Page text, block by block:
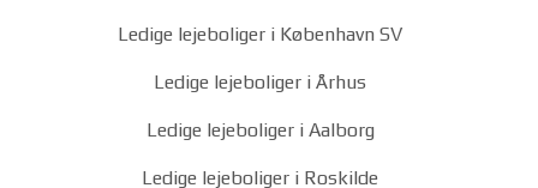
Ledige lejeboliger i København SV
Ledige lejeboliger i Århus
Ledige lejeboliger i Aalborg
Ledige lejeboliger i Roskilde